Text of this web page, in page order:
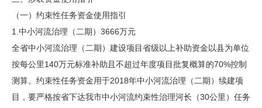
（一）约束性任务资金使用指引
1.中小河流治理（二期）3666万元
全省中小河流治理（二期）建设项目省级以上补助资金以县为单位
按每公里140万元标准补助且不超过年度项目批复概算的70%控制
测算。约束性任务资金用于2018年中小河流治理（二期）续建项
目，要严格按省下达我市中小河流约束性治理河长（30公里）任务